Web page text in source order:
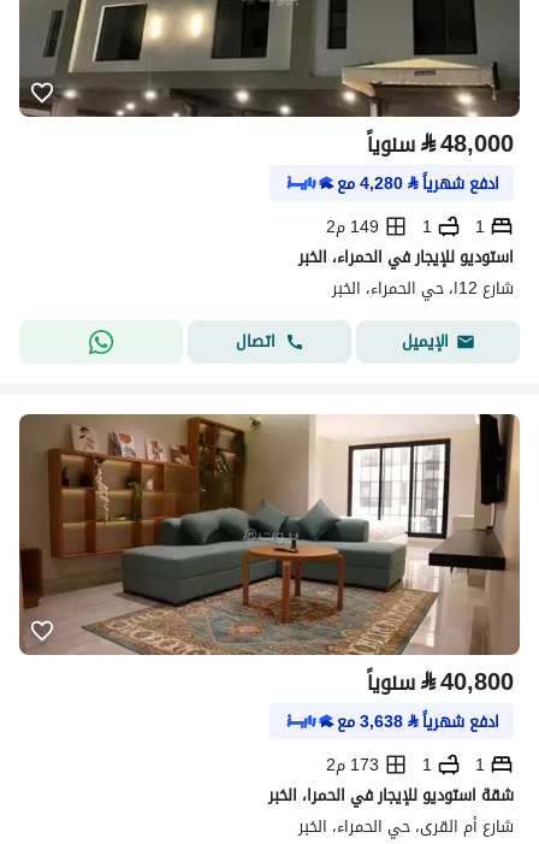
⃁48,000 سنوياً
ادفع شهرياً⃁
4,280مع
1
1
149 م2
استوديو للإيجار في الحمراء، الخبر
شارع 12ا، حي الحمراء، الخبر
الإيميل
اتصال
⃁40,800 سنوياً
ادفع شهرياً⃁
3,638مع
1
1
173 م2
شقة استوديو للإيجار في الحمرا، الخبر
شارع أم القرى، حي الحمراء، الخبر